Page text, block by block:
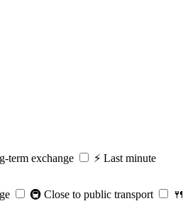
term exchange ⚡️ Last minute
🚇 Close to public transport 🍴